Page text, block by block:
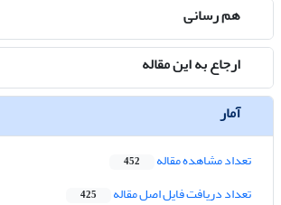
هم رسانی
ارجاع به این مقاله
آمار
تعداد مشاهده مقاله 452
تعداد دریافت فایل اصل مقاله 425